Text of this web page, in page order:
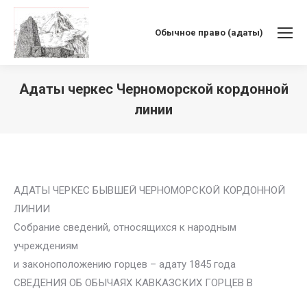
Обычное право (адаты)
Адаты черкес Черноморской кордонной
линии
АДАТЫ ЧЕРКЕС БЫВШЕЙ ЧЕРНОМОРСКОЙ КОРДОННОЙ
ЛИНИИ
Собрание сведений, относящихся к народным
учреждениям
и законоположению горцев – адату 1845 года
СВЕДЕНИЯ ОБ ОБЫЧАЯХ КАВКАЗСКИХ ГОРЦЕВ В